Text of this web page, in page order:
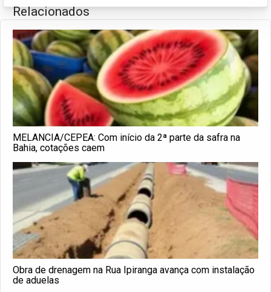
Relacionados
MELANCIA/CEPEA: Com início da 2ª parte da safra na
Bahia, cotações caem
Obra de drenagem na Rua Ipiranga avança com instalação
de aduelas